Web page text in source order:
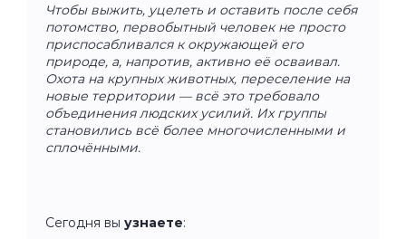
Чтобы выжить, уцелеть и оставить после себя
потомство, первобытный человек не просто
приспосабливался к окружающей его
природе, а, напротив, активно её осваивал.
Охота на крупных животных, переселение на
новые территории — всё это требовало
объединения людских усилий. Их группы
становились всё более многочисленными и
сплочёнными.
Сегодня вы узнаете: